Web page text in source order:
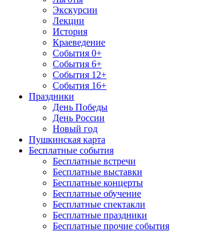
Экскурсии
Лекции
История
Краеведение
События 0+
События 6+
События 12+
События 16+
Праздники
День Победы
День России
Новый год
Пушкинская карта
Бесплатные события
Бесплатные встречи
Бесплатные выставки
Бесплатные концерты
Бесплатные обучение
Бесплатные спектакли
Бесплатные праздники
Бесплатные прочие события